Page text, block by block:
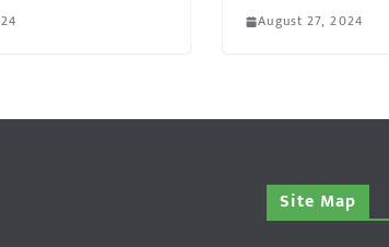
August 27, 2024
Site Map